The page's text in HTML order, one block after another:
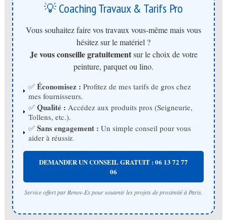
💡 Coaching Travaux & Tarifs Pro
Vous souhaitez faire vos travaux vous-même mais vous
hésitez sur le matériel ?
Je vous conseille gratuitementsur le choix de votre
peinture, parquet ou lino.
✅ Économisez : Profitez de mes tarifs de gros chez
mes fournisseurs.
✅ Qualité : Accédez aux produits pros (Seigneurie,
Tollens, etc.).
✅ Sans engagement : Un simple conseil pour vous
aider à réussir.
DEMANDER UN CONSEIL GRATUIT : 06 13 72 77
06
Service offert par Renov-Ex pour soutenir les projets de proximité à Paris.